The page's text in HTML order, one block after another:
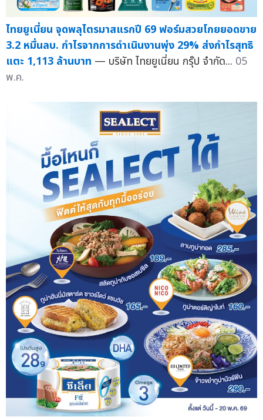
ไทยยูเนี่ยน จุดพลุไตรมาสแรกปี 69 ฟอร์มสวยโกยยอดขาย
3.2 หมื่นลบ. กำไรจากการดำเนินงานพุ่ง 29% ส่งกำไรสุทธิ
แตะ 1,113 ล้านบาท — บริษัท ไทยยูเนี่ยน กรุ๊ป จำกัด... 05
พ.ค.